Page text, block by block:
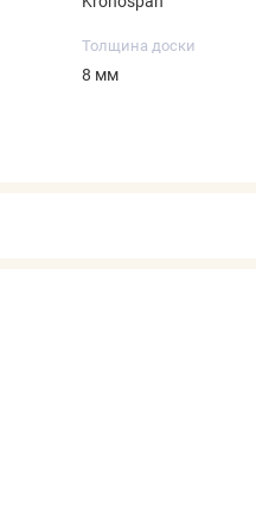
Толщина доски
8 мм